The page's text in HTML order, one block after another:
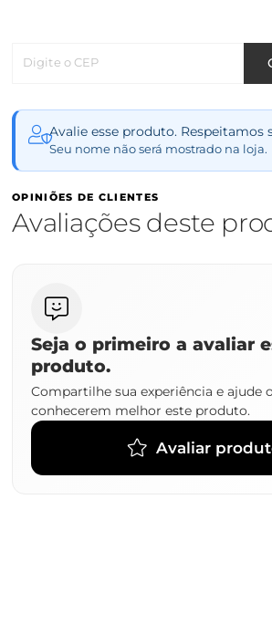
Digite o CEP
Avalie esse produto. Respeitamos
Seu nome não será mostrado na loja.
OPINIÕES DE CLIENTES
Avaliações deste
Seja o primeiro a avaliar
produto.
Compartilhe sua experiência e ajude
conhecerem melhor este produto.
Avaliar